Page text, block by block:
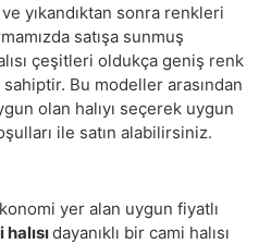
yıkandıktan sonra renkleri
satışa sunmuş
çeşitleri oldukça geniş renk
Bu modeller arasından
olan halıyı seçerek uygun
ile satın alabilirsiniz.
yer alan uygun fiyatlı
dayanıklı bir cami halısı